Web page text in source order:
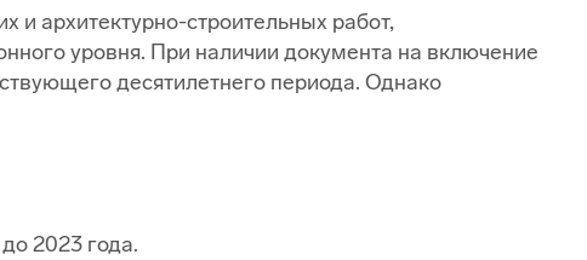
и архитектурно-строительных работ,
уровня. При наличии документа на включение
десятилетнего периода. Однако
2023 года.